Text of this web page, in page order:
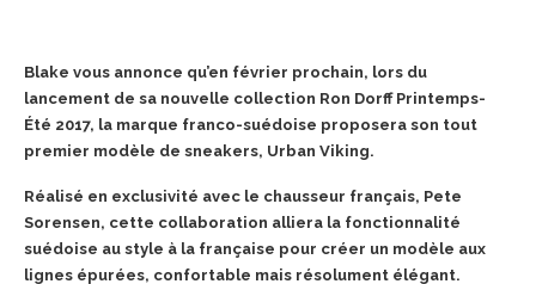
Blake vous annonce qu’en février prochain, lors du
lancement de sa nouvelle collection Ron Dorff Printemps-
Été 2017, la marque franco-suédoise proposera son tout
premier modèle de sneakers, Urban Viking.
Réalisé en exclusivité avec le chausseur français, Pete
Sorensen, cette collaboration alliera la fonctionnalité
suédoise au style à la française pour créer un modèle aux
lignes épurées, confortable mais résolument élégant.